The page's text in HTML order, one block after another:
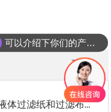
更多+
工业液体过滤纸和过滤布**选型指南
可以介绍下你们的产品么？